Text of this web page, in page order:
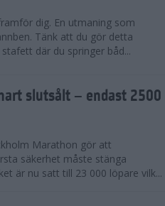
dig. En utmaning som
Tänk att du gör detta
där du springer båd...
slutsålt – endast 2500
Marathon gör att
säkerhet måste stänga
är nu satt till 23 000 löpare vilk...